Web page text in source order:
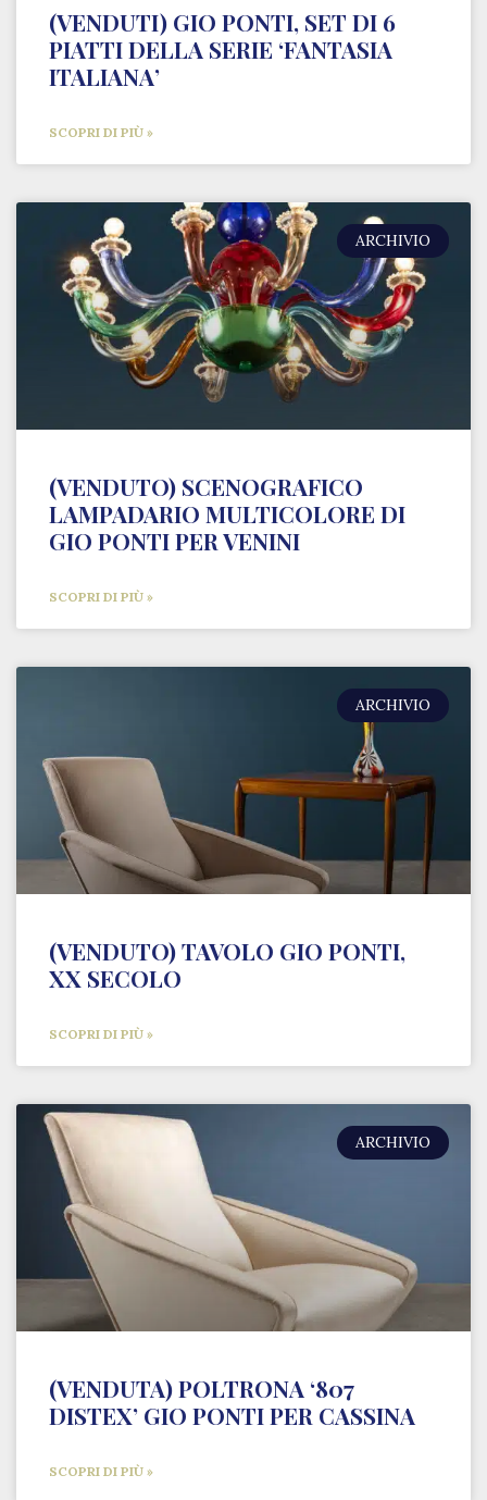
(VENDUTI) GIO PONTI, SET DI 6
PIATTI DELLA SERIE ‘FANTASIA
ITALIANA’
SCOPRI DI PIÙ »
ARCHIVIO
(VENDUTO) SCENOGRAFICO
LAMPADARIO MULTICOLORE DI
GIO PONTI PER VENINI
SCOPRI DI PIÙ »
ARCHIVIO
(VENDUTO) TAVOLO GIO PONTI,
XX SECOLO
SCOPRI DI PIÙ »
ARCHIVIO
(VENDUTA) POLTRONA ‘807
DISTEX’ GIO PONTI PER CASSINA
SCOPRI DI PIÙ »